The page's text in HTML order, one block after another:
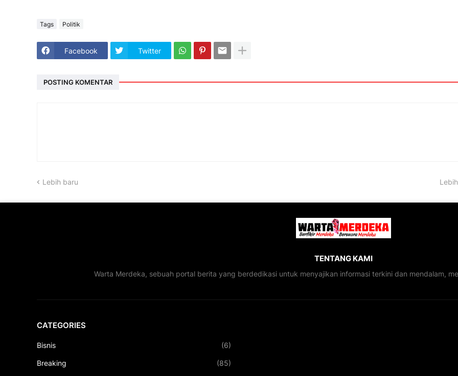
Tags Politik
Facebook Twitter
POSTING KOMENTAR
Lebih baru
TENTANG KAMI
Warta Merdeka, sebuah portal berita yang berdedikasi untuk menyajikan informasi terkini dan mendalam,
CATEGORIES
Bisnis (6)
Breaking (85)